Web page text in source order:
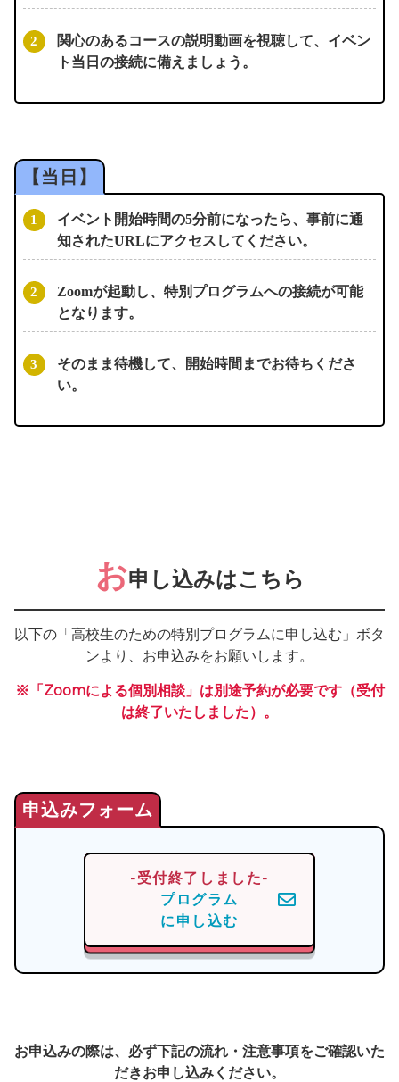
関心のあるコースの説明動画を視聴して、イベン
ト当日の接続に備えましょう。
イベント開始時間の5分前になったら、事前に通
知されたURLにアクセスしてください。
Zoomが起動し、特別プログラムへの接続が可能
となります。
そのまま待機して、開始時間までお待ちくださ
い。
お申し込みはこちら
以下の「高校生のための特別プログラムに申し込む」ボタ
ンより、お申込みをお願いします。
※「Zoomによる個別相談」は別途予約が必要です（受付
は終了いたしました）。
-受付終了しました-
プログラム
に申し込む
お申込みの際は、必ず下記の流れ・注意事項をご確認いた
だきお申し込みください。